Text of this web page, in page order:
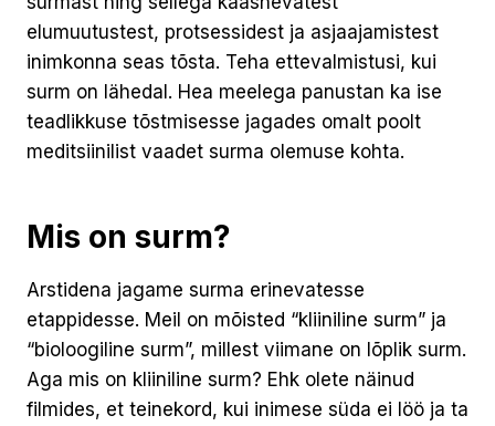
elumuutustest, protsessidest ja asjaajamistest
inimkonna seas tõsta. Teha ettevalmistusi, kui
surm on lähedal. Hea meelega panustan ka ise
teadlikkuse tõstmisesse jagades omalt poolt
meditsiinilist vaadet surma olemuse kohta.
Mis on surm?
Arstidena jagame surma erinevatesse
etappidesse. Meil on mõisted “kliiniline surm” ja
“bioloogiline surm”, millest viimane on lõplik surm.
Aga mis on kliiniline surm? Ehk olete näinud
filmides, et teinekord, kui inimese süda ei löö ja ta